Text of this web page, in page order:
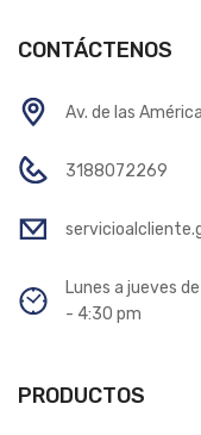
CONTÁCTENOS
Av. de las
3188072269
Lunes a jueves
- 4:30 pm
PRODUCTOS